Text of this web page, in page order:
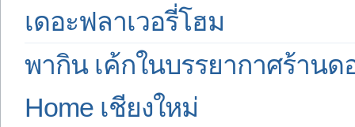
เดอะฟลาเวอรี่โฮม
พากิน เค้กในบรรยากาศร้านด
Home เชียงใหม่